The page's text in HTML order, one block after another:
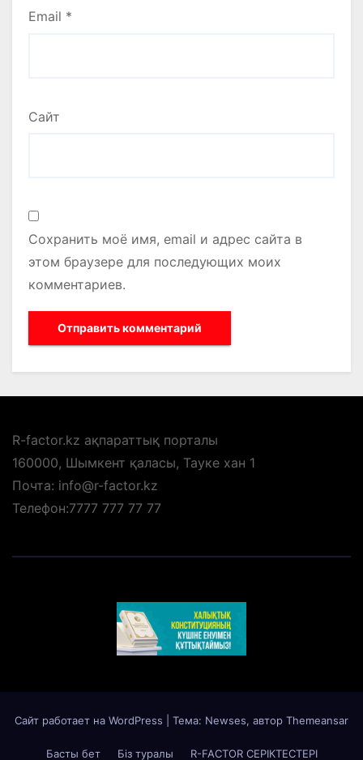
Email *
Сайт
Сохранить моё имя, email и адрес сайта в
этом браузере для последующих моих
комментариев.
R-factor.kz ақпараттық порталы
160000, Шымкент қаласы, Тауке хан 1
Почта: info@r-factor.kz
Телефон:7777 777 77 77
Сайт работает на WordPress Тема: Newses, автор Themeansar
Басты бет Біз туралы R-FACTOR СЕРІКТЕСТЕРІ